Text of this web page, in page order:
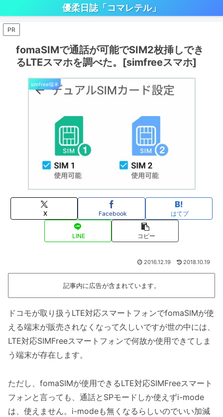
優柔日誌「コマレテル」
PR
fomaSIMで通話が可能でSIM2枚挿しでき
るLTEスマホを調べた。[simfreeスマホ]
simfree端末
X Facebook はてブ
LINE コピー
2016.12.19 2018.10.19
記事内に広告が含まれています。
ドコモが取り扱うLTE対応スマートフォンでfomaSIMが使
える端末が販売されなくなって久しいですが世の中には、
LTE対応SIMFreeスマートフォンで何故か使用できてしま
う端末が存在します。
ただし、fomaSIMが使用できるLTE対応SIMFreeスマート
フォンと言っても、通話とSPモードしか使えずi-mode
は、使えません。i-modeも無くなるらしいのでいい加減